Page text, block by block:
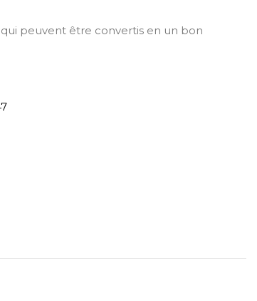
peuvent être convertis en un bon